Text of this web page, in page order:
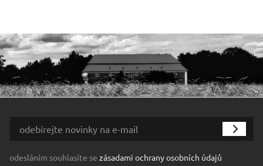
odesláním souhlasíte se zásadami ochrany osobních údajů